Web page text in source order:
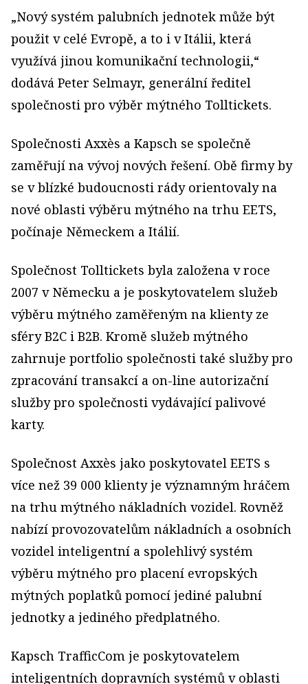
„Nový systém palubních jednotek může být
použit v celé Evropě, a to i v Itálii, která
využívá jinou komunikační technologii,“
dodává Peter Selmayr, generální ředitel
společnosti pro výběr mýtného Tolltickets.
Společnosti Axxès a Kapsch se společně
zaměřují na vývoj nových řešení. Obě firmy by
se v blízké budoucnosti rády orientovaly na
nové oblasti výběru mýtného na trhu EETS,
počínaje Německem a Itálií.
Společnost Tolltickets byla založena v roce
2007 v Německu a je poskytovatelem služeb
výběru mýtného zaměřeným na klienty ze
sféry B2C i B2B. Kromě služeb mýtného
zahrnuje portfolio společnosti také služby pro
zpracování transakcí a on-line autorizační
služby pro společnosti vydávající palivové
karty.
Společnost Axxès jako poskytovatel EETS s
více než 39 000 klienty je významným hráčem
na trhu mýtného nákladních vozidel. Rovněž
nabízí provozovatelům nákladních a osobních
vozidel inteligentní a spolehlivý systém
výběru mýtného pro placení evropských
mýtných poplatků pomocí jediné palubní
jednotky a jediného předplatného.
Kapsch TrafficCom je poskytovatelem
inteligentních dopravních systémů v oblasti